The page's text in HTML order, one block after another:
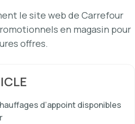
le site web de Carrefour
en magasin pour
offres.
d’appoint disponibles